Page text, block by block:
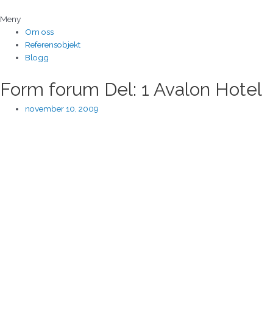
till
innehåll
Meny
Om oss
Referensobjekt
Blogg
Form forum Del: 1 Avalon Hotel
november 10, 2009